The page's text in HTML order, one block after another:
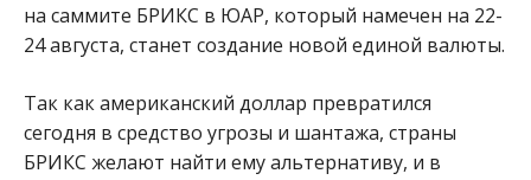
на саммите БРИКС в ЮАР, который намечен на 22-
24 августа, станет создание новой единой валюты.
Так как американский доллар превратился
сегодня в средство угрозы и шантажа, страны
БРИКС желают найти ему альтернативу, и в